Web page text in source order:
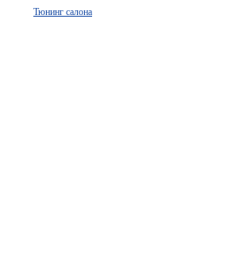
Тюнинг салона